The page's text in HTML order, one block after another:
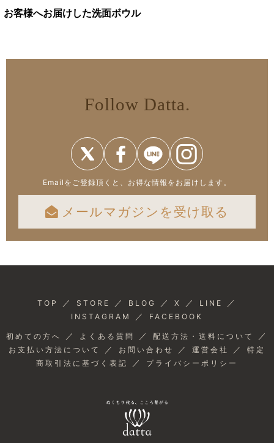
お客様へお届けした洗面ボウル
Follow Datta.
Emailをご登録頂くと、お得な情報をお届けします。
メールマガジンを受け取る
TOP ／ STORE ／ BLOG ／ X ／ LINE ／
INSTAGRAM ／ FACEBOOK
初めての方へ ／ よくある質問 ／ 配送方法・送料について ／
お支払い方法について ／ お問い合わせ ／ 運営会社 ／ 特定
商取引法に基づく表記
／ プライバシーポリシー